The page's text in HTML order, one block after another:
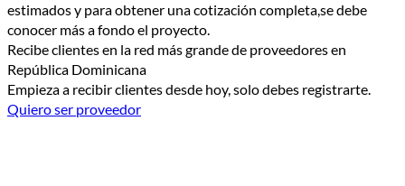
estimados y para obtener una cotización completa,se debe
conocer más a fondo el proyecto.
Recibe clientes en la red más grande de proveedores en
República Dominicana
Empieza a recibir clientes desde hoy, solo debes registrarte.
Quiero ser proveedor